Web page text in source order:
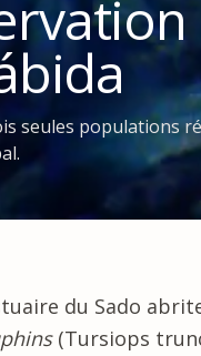
seules populations
du Sado
(Tursiops